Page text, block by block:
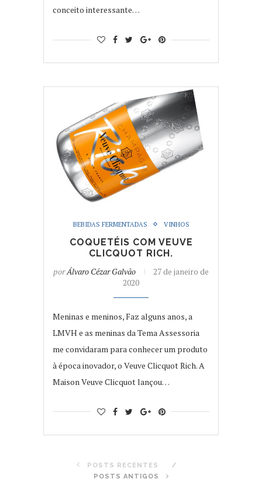
conceito interessante…
BEBIDAS FERMENTADAS VINHOS
COQUETÉIS COM VEUVE
CLICQUOT RICH.
porÁlvaro Cézar Galvão
27 de janeiro de
2020
Meninas e meninos, Faz alguns anos, a
LMVH e as meninas da Tema Assessoria
me convidaram para conhecer um produto
à época inovador, o Veuve Clicquot Rich. A
Maison Veuve Clicquot lançou…
POSTS RECENTES
POSTS ANTIGOS